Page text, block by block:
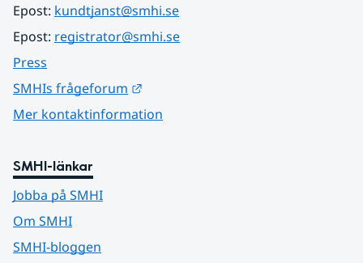
Epost: kundtjanst@smhi.se
Epost: registrator@smhi.se
Press
SMHIs frågeforum
Mer kontaktinformation
SMHI-länkar
Jobba på SMHI
Om SMHI
SMHI-bloggen